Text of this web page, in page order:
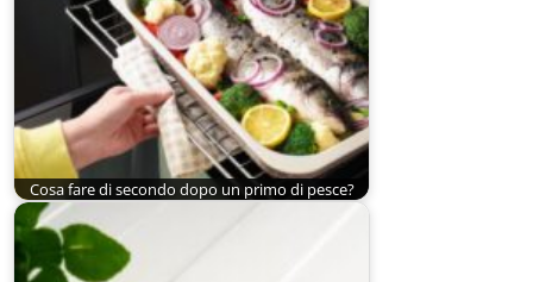
Cosa fare di secondo dopo un primo di pesce?